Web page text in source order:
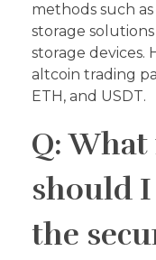
methods such
storage
storage devices.
altcoin trading
ETH, and USDT.
Q:
should
the